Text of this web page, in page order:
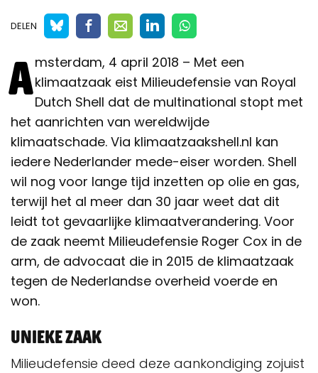
DELEN
Amsterdam, 4 april 2018 – Met een
klimaatzaak eist Milieudefensie van Royal
Dutch Shell dat de multinational stopt met
het aanrichten van wereldwijde
klimaatschade. Via klimaatzaakshell.nl kan
iedere Nederlander mede-eiser worden. Shell
wil nog voor lange tijd inzetten op olie en gas,
terwijl het al meer dan 30 jaar weet dat dit
leidt tot gevaarlijke klimaatverandering. Voor
de zaak neemt Milieudefensie Roger Cox in de
arm, de advocaat die in 2015 de klimaatzaak
tegen de Nederlandse overheid voerde en
won.
Unieke zaak
Milieudefensie deed deze aankondiging zojuist